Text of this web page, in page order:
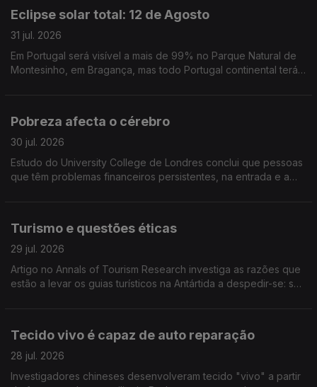
Eclipse solar total: 12 de Agosto
31 jul. 2026
Em Portugal será visível a mais de 99% no Parque Natural de
Montesinho, em Bragança, mas todo Portugal continental terá
Pobreza afecta o cérebro
30 jul. 2026
Estudo do University College de Londres conclui que pessoas
que têm problemas financeiros persistentes, na entrada e a
Turismo e questões éticas
29 jul. 2026
Artigo no Annals of Tourism Research investiga as razões que
estão a levar os guias turísticos na Antártida a despedir-se: são
Tecido vivo é capaz de auto reparação
28 jul. 2026
Investigadores chineses desenvolveram tecido "vivo" a partir